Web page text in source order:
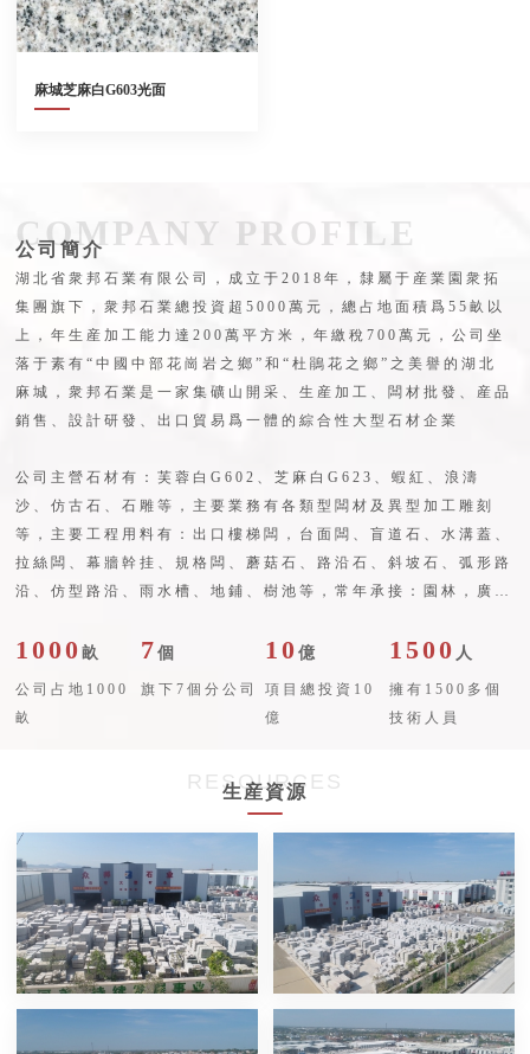
麻城芝麻白G603光面
COMPANY PROFILE
公司簡介
湖北省衆邦石業有限公司，成立于2018年，隸屬于産業園衆拓
集團旗下，衆邦石業總投資超5000萬元，總占地面積爲55畝以
上，年生産加工能力達200萬平方米，年繳稅700萬元，公司坐
落于素有“中國中部花崗岩之鄉”和“杜鵑花之鄉”之美譽的湖北
麻城，衆邦石業是一家集礦山開采、生産加工、闆材批發、産品
銷售、設計研發、出口貿易爲一體的綜合性大型石材企業
公司主營石材有：芙蓉白G602、芝麻白G623、蝦紅、浪濤
沙、仿古石、石雕等，主要業務有各類型闆材及異型加工雕刻
等，主要工程用料有：出口樓梯闆，台面闆、盲道石、水溝蓋、
拉絲闆、幕牆幹挂、規格闆、蘑菇石、路沿石、斜坡石、弧形路
沿、仿型路沿、雨水槽、地鋪、樹池等，常年承接：園林，廣
1000畝
公司占地1000
畝
7 個
旗下7個分公司
10 億
項目總投資10
億
1500 人
擁有1500多個
技術人員
RESOURCES
生産資源